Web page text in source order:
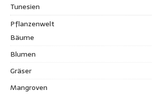
Tunesien
Pflanzenwelt
Bäume
Blumen
Gräser
Mangroven